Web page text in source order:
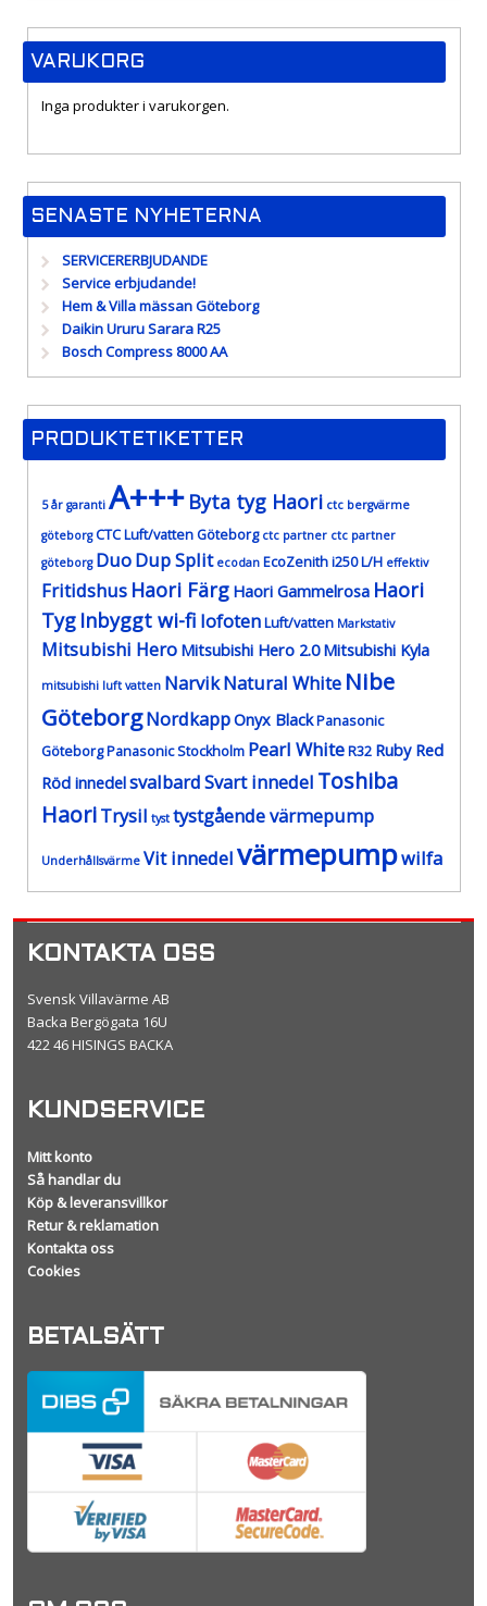
VARUKORG
Inga produkter i varukorgen.
SENASTE NYHETERNA
SERVICERERBJUDANDE
Service erbjudande!
Hem & Villa mässan Göteborg
Daikin Ururu Sarara R25
Bosch Compress 8000 AA
PRODUKTETIKETTER
5 år garanti A+++ Byta tyg Haori ctc bergvärme
göteborg CTC Luft/vatten Göteborg ctc partner ctc partner
göteborg DuoDup Split ecodan EcoZenith i250 L/H effektiv
Fritidshus Haori Färg Haori Gammelrosa Haori
Tyg Inbyggt wi-fi lofotenLuft/vatten Markstativ
Mitsubishi Hero Mitsubishi Hero 2.0 Mitsubishi Kyla
mitsubishi luft vatten NarvikNatural White Nibe
GöteborgNordkappOnyx BlackPanasonic
GöteborgPanasonic Stockholm Pearl WhiteR32 Ruby Red
Röd innedelsvalbardSvart innedel Toshiba
HaoriTrysil tyst tystgående värmepump
Underhållsvärme Vit innedelvärmepumpwilfa
KONTAKTA OSS
Svensk Villavärme AB
Backa Bergögata 16U
422 46 HISINGS BACKA
KUNDSERVICE
Mitt konto
Så handlar du
Köp & leveransvillkor
Retur & reklamation
Kontakta oss
Cookies
BETALSÄTT